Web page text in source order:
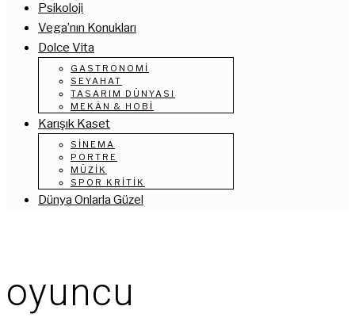
Psikoloji
Vega’nın Konukları
Dolce Vita
GASTRONOMI
SEYAHAT
TASARIM DÜNYASI
MEKÂN & HOBI
Karışık Kaset
SINEMA
PORTRE
MÜZIK
SPOR KRITIK
Dünya Onlarla Güzel
oyuncu